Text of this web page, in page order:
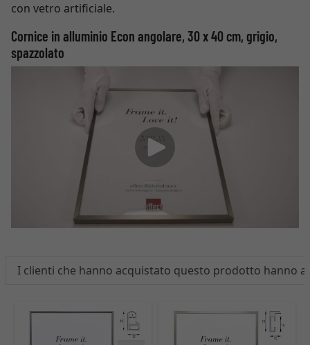
con vetro artificiale.
Cornice in alluminio Econ angolare, 30 x 40 cm, grigio,
spazzolato
I clienti che hanno acquistato questo prodotto hanno